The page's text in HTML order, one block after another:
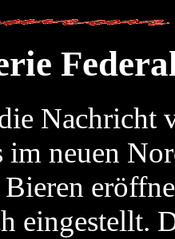
Nachricht
im neuen
eingestellt.